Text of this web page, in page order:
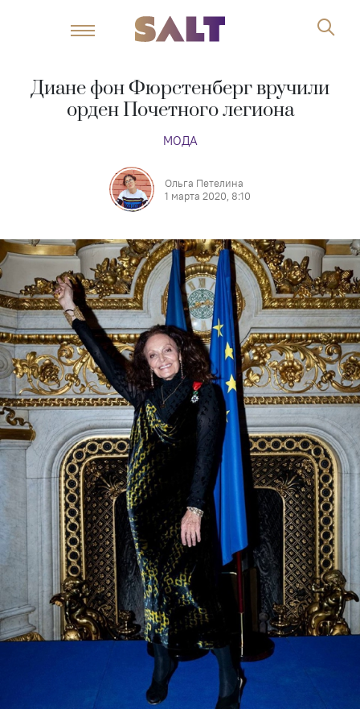
Диане фон Фюрстенберг вручили
орден Почетного легиона
МОДА
Ольга Петелина
1 марта 2020, 8:10